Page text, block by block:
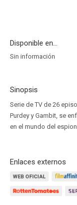
Disponible en...
Sin información
Sinopsis
Serie de TV de 26
Purdey y Gambit, se
en el mundo del
Enlaces externos